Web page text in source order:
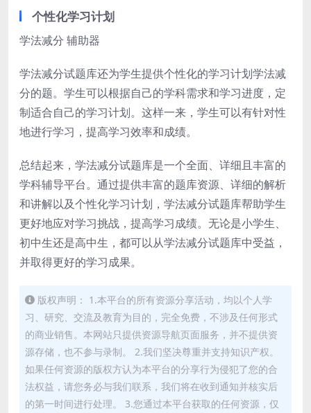
个性化学习计划
学法减分 辅助器
学法减分试题库还为学生提供个性化的学习计划学法减
分的题。学生可以根据自己的学科需求和学习进度，定
制适合自己的学习计划。这样一来，学生可以有针对性
地进行学习，提高学习效率和成绩。
总结起来，学法减分试题库是一个全面、详细且丰富的
学科辅导平台。通过提供丰富的题库资源、详细的解析
和讲解以及个性化学习计划，学法减分试题库帮助学生
更好地应对学习挑战，提高学习成绩。无论是小学生、
初中生还是高中生，都可以从学法减分试题库中受益，
并取得更好的学习成果。
版权声明： 1.本平台的所有资源分享活动，均以个人学
习、研究、交流及教育为目的，完全免费，不涉及任何形式
的商业销售。本网站只提供资源导航页面服务，并不提供资
源存储，也不参与录制。 2.我们坚决尊重并支持知识产权。
如果任何资源的版权方认为本平台的分享行为侵犯了您的合
法权益，请您务必与我们联系，我们将在收到通知并核实后
的第一时间进行处理。 3.您通过本平台获取的任何资源，仅